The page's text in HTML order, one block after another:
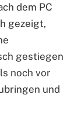
dem PC
gezeigt,
gestiegen
noch vor
und